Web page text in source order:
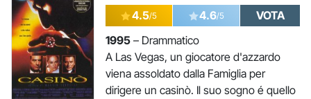
4.5/5 4.6/5
VOTA
1995 – Drammatico
A Las Vegas, un giocatore d'azzardo
viena assoldato dalla Famiglia per
dirigere un casinò. Il suo sogno é quello